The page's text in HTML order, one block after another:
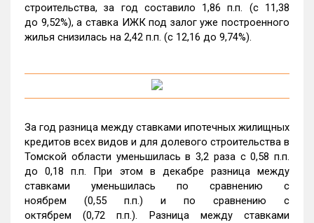
строительства, за год составило 1,86 п.п. (с 11,38
до 9,52%), а ставка ИЖК под залог уже построенного
жилья снизилась на 2,42 п.п. (с 12,16 до 9,74%).
За год разница между ставками ипотечных жилищных
кредитов всех видов и для долевого строительства в
Томской области уменьшилась в 3,2 раза с 0,58 п.п.
до 0,18 п.п. При этом в декабре разница между
ставками уменьшилась по сравнению с
ноябрем (0,55 п.п.) и по сравнению с
октябрем (0,72 п.п.). Разница между ставками